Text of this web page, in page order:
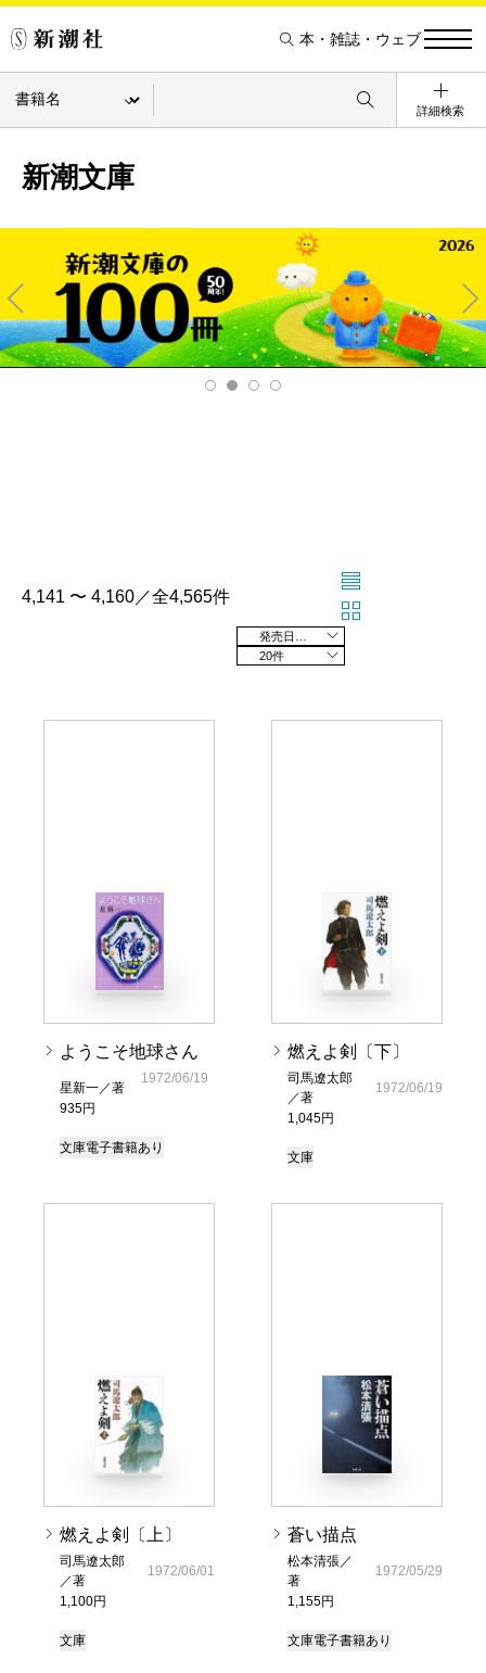
本・雑誌・ウェブ
詳細検索
新潮文庫
Pre
v
Ne
xt
4,141 〜 4,160／全4,565件
20件
ようこそ地球さん
星新一／著
935円
1972/06/19
文庫電子書籍あり
燃えよ剣〔下〕
司馬遼太郎
／著
1,045円
1972/06/19
文庫
燃えよ剣〔上〕
司馬遼太郎
／著
1,100円
1972/06/01
文庫
蒼い描点
松本清張／
著
1,155円
1972/05/29
文庫電子書籍あり